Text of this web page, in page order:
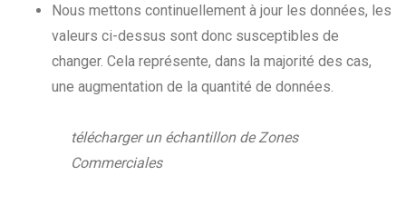
Nous mettons continuellement à jour les données, les
valeurs ci-dessus sont donc susceptibles de
changer. Cela représente, dans la majorité des cas,
une augmentation de la quantité de données.
télécharger un échantillon de Zones
Commerciales